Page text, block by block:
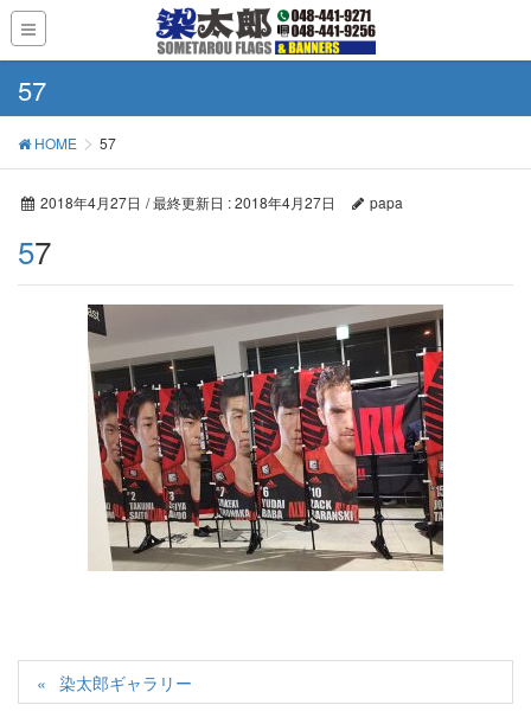
57
HOME 57
2018年4月27日 / 最終更新日 :2018年4月27日 papa
57
染太郎ギャラリー